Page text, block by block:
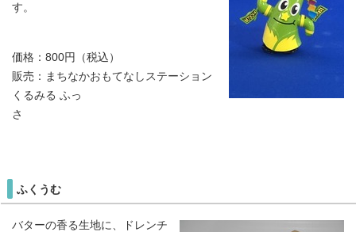
す。
価格：800円（税込）
販売：まちなかおもてなしステーション
くるみる ふっ
さ
ふくうむ
バターの香る生地に、ドレンチ